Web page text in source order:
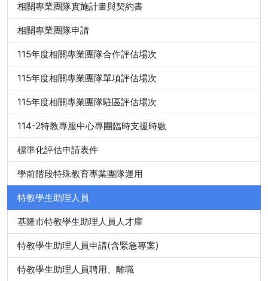
相關專業團隊實施計畫與契約書
相關專業團隊申請
115年度相關專業團隊合作評估場次
115年度相關專業團隊單項評估場次
115年度相關專業團隊駐區評估場次
114-2特教專服中心專團臨時支援時數
標準化評估申請表件
學前階段特殊教育專業團隊運用
特教學生助理人員
基隆市特教學生助理人員人才庫
特教學生助理人員申請(含緊急專案)
特教學生助理人員聘用、離職